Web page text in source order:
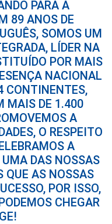
PARA A
89 ANOS DE
SOMOS UM
LÍDER NA
POR MAIS
NACIONAL
CONTINENTES,
MAIS DE 1.400
A
O RESPEITO
A
DAS NOSSAS
QUE AS NOSSAS
POR ISSO,
CHEGAR